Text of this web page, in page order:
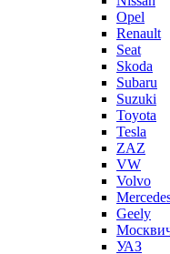
Opel
Renault
Seat
Skoda
Subaru
Suzuki
Toyota
Tesla
ZAZ
VW
Volvo
Geely
УАЗ